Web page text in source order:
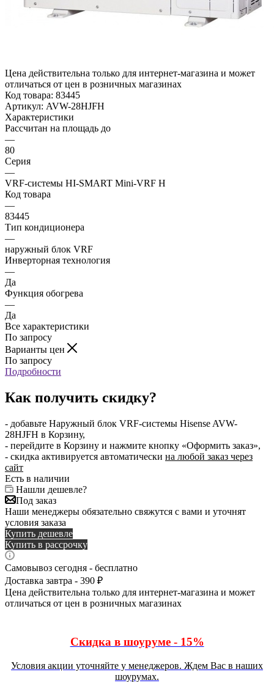
Цена действительна только для интернет-магазина и может
отличаться от цен в розничных магазинах
Код товара: 83445
Артикул: AVW-28HJFH
Характеристики
Рассчитан на площадь до
—
80
Серия
—
VRF-системы HI-SMART Mini-VRF H
Код товара
—
83445
Тип кондиционера
—
наружный блок VRF
Инверторная технология
—
Да
Функция обогрева
—
Да
Все характеристики
По запросу
Варианты цен
По запросу
Подробности
Как получить скидку?
- добавьте Наружный блок VRF-системы Hisense AVW-
28HJFH в Корзину,
- перейдите в Корзину и нажмите кнопку «Оформить заказ»,
- скидка активируется автоматически на любой заказ через
сайт
Есть в наличии
Нашли дешевле?
Под заказ
Наши менеджеры обязательно свяжутся с вами и уточнят
условия заказа
Купить дешевле
Купить в рассрочку
Самовывоз сегодня - бесплатно
Доставка завтра - 390 ₽
Цена действительна только для интернет-магазина и может
отличаться от цен в розничных магазинах
Скидка в шоуруме - 15%
Условия акции уточняйте у менеджеров. Ждем Вас в наших
шоурумах.